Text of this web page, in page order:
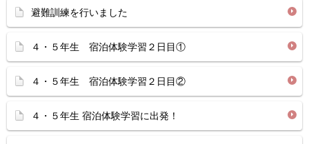
避難訓練を行いました
４・５年生 宿泊体験学習２日目①
４・５年生 宿泊体験学習２日目②
４・５年生 宿泊体験学習に出発！